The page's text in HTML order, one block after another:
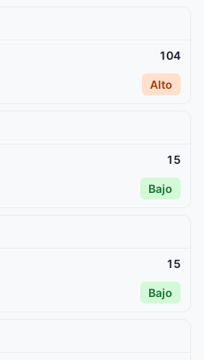
104
Alto
15
Bajo
15
Bajo